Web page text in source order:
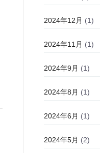
2024年12月 (1)
2024年11月 (1)
2024年9月 (1)
2024年8月 (1)
2024年6月 (1)
2024年5月 (2)